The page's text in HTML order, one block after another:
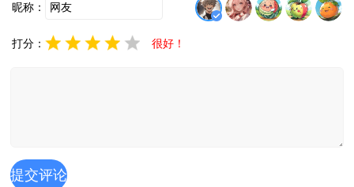
昵称：
打分： 很好！